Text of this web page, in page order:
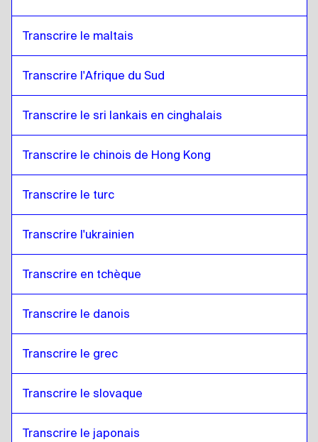
Transcrire le maltais
Transcrire l'Afrique du Sud
Transcrire le sri lankais en cinghalais
Transcrire le chinois de Hong Kong
Transcrire le turc
Transcrire l'ukrainien
Transcrire en tchèque
Transcrire le danois
Transcrire le grec
Transcrire le slovaque
Transcrire le japonais